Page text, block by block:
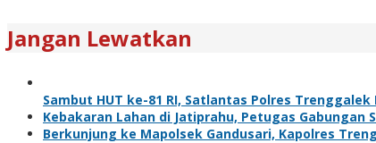
Jangan Lewatkan
Sambut HUT ke-81 RI, Satlantas Polres
Kebakaran Lahan di Jatiprahu, Petugas Gabungan
Berkunjung ke Mapolsek Gandusari, Kapolres